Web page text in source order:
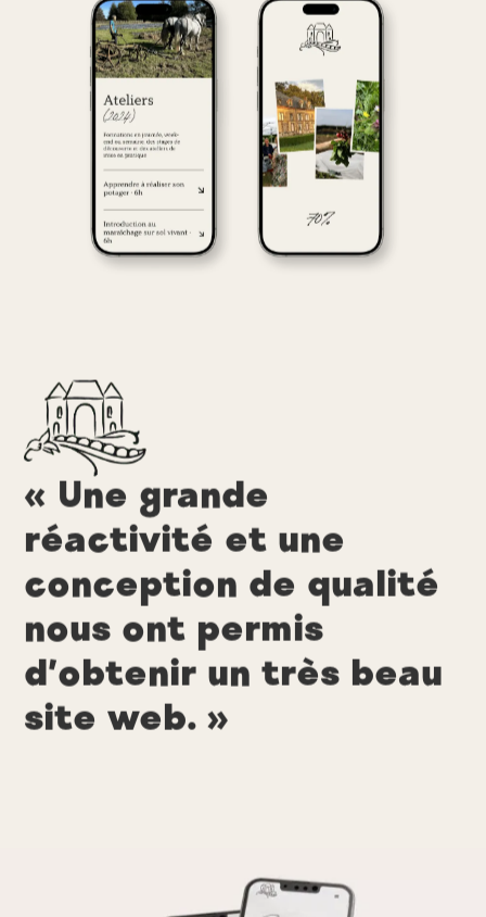
« Une grande
réactivité et une
conception de qualité
nous ont permis
d’obtenir un très beau
site web. »